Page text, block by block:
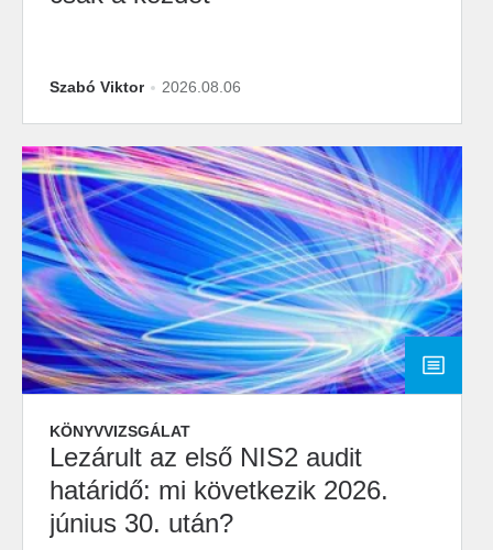
Szabó Viktor 2026.08.06
KÖNYVVIZSGÁLAT
Lezárult az első NIS2 audit
határidő: mi következik 2026.
június 30. után?